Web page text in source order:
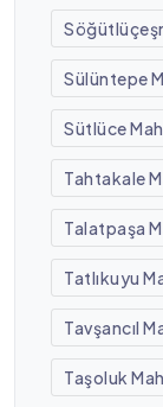
Sülüntepe
Sütlüce
Tahtakale
Talatpaşa
Tatlıkuyu
Tavşancıl
Taşoluk